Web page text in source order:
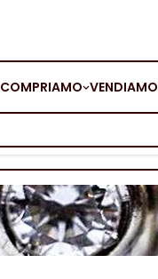
COMPRIAMO VENDIAMO